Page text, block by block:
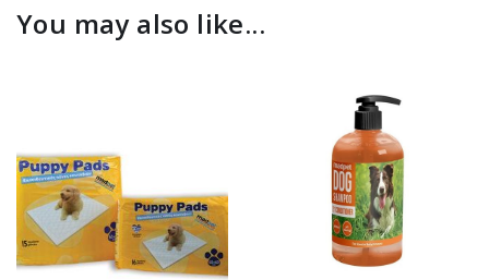
You may also like...